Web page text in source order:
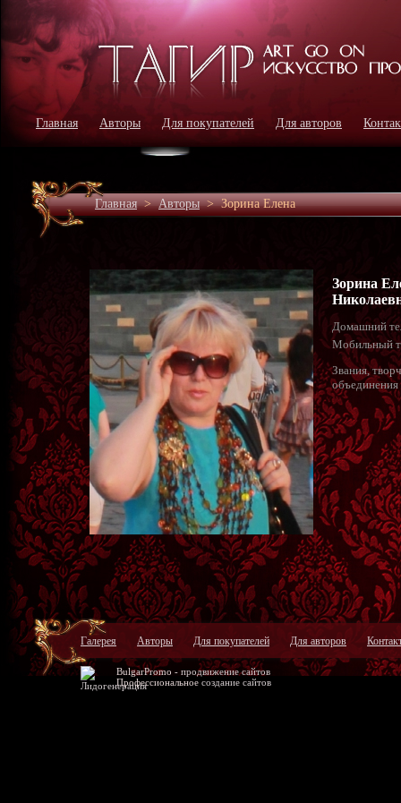
Главная Авторы Для покупателей Для авторов
Главная>Авторы>Зорина Елена
Зорина
Домашний
Мобильный
Звания,
объединения
Галерея Авторы Для покупателей Для авторов
BulgarPromo - продвижение сайтов
Профессиональное создание сайтов